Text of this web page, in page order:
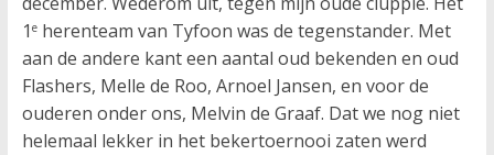
1 eherenteam van Tyfoon was de tegenstander. Met
aan de andere kant een aantal oud bekenden en oud
Flashers, Melle de Roo, Arnoel Jansen, en voor de
ouderen onder ons, Melvin de Graaf. Dat we nog niet
helemaal lekker in het bekertoernooi zaten werd